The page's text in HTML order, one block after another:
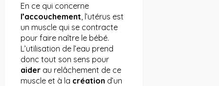
En ce qui concerne
l’accouchement , l’utérus est
un muscle qui se contracte
pour faire naître le bébé.
L’utilisation de l’eau prend
donc tout son sens pour
aiderau relâchement de ce
muscle et à la création d’un